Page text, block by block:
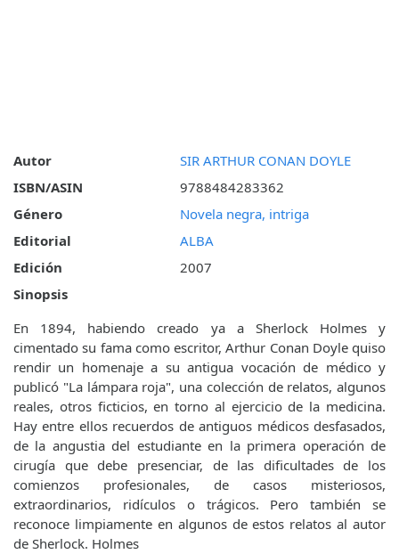
Autor
SIR ARTHUR CONAN DOYLE
ISBN/ASIN
9788484283362
Género
Novela negra, intriga
Editorial
ALBA
Edición
2007
Sinopsis
En 1894, habiendo creado ya a Sherlock Holmes y
cimentado su fama como escritor, Arthur Conan Doyle quiso
rendir un homenaje a su antigua vocación de médico y
publicó "La lámpara roja", una colección de relatos, algunos
reales, otros ficticios, en torno al ejercicio de la medicina.
Hay entre ellos recuerdos de antiguos médicos desfasados,
de la angustia del estudiante en la primera operación de
cirugía que debe presenciar, de las dificultades de los
comienzos profesionales, de casos misteriosos,
extraordinarios, ridículos o trágicos. Pero también se
reconoce limpiamente en algunos de estos relatos al autor
de Sherlock. Holmes